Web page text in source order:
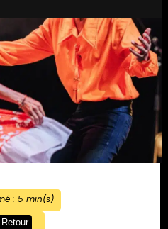
: 5min(s)